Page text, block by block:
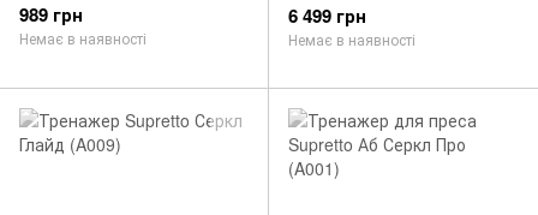
989 грн
Немає в наявності
6 499 грн
Немає в наявності